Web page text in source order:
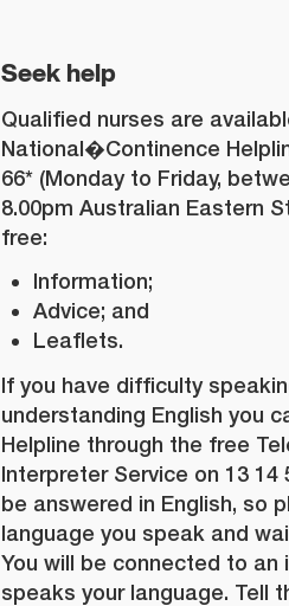
Seek help
Qualified nurses are
National�Continence
66* (Monday to Friday,
8.00pm Australian Eastern
free:
Information;
Advice; and
Leaflets.
If you have difficulty
understanding English you
Helpline through the free
Interpreter Service on 13 14
be answered in English, so
language you speak and
You will be connected to an
speaks your language. Tell